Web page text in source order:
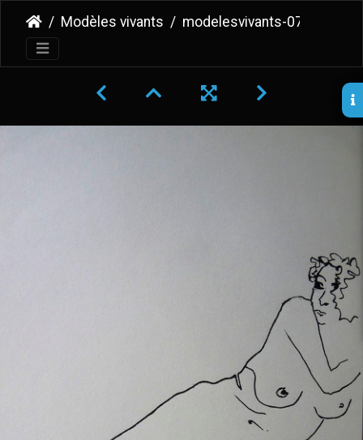
Modèles vivants modelesvivants-079